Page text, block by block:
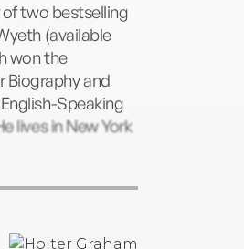
two bestselling
(available
won the
Biography and
Speaking
lives in New York